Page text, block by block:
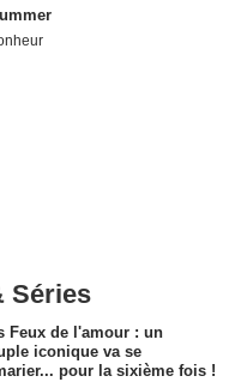
Séries
Feux de l'amour : un
iconique va se
pour la sixième fois !